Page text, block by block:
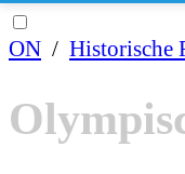
ON / Historische